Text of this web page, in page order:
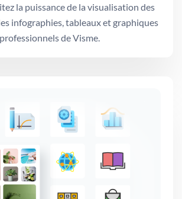
la puissance de la visualisation des
infographies, tableaux et graphiques
professionnels de Visme.